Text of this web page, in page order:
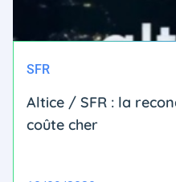
SFR
Altice / SFR : la
coûte cher